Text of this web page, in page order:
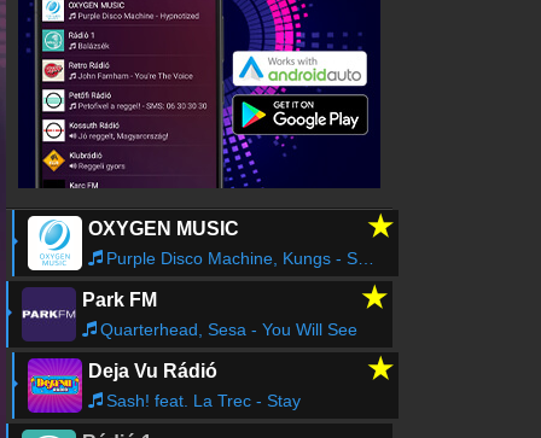
OXYGEN MUSIC ★
Purple Disco Machine, Kungs - Substitution
Park FM ★
Quarterhead, Sesa - You Will See
Deja Vu Rádió ★
Sash! feat. La Trec - Stay